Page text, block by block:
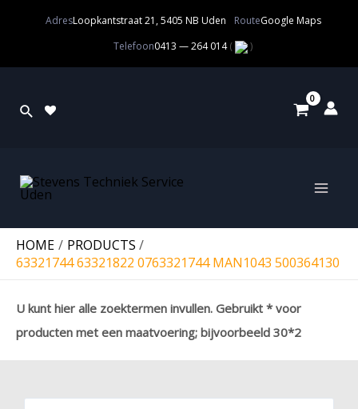
AdresLoopkantstraat 21, 5405 NB Uden RouteGoogle Maps
Telefoon0413 — 264 014( )
HOME
PRODUCTS
63321744 63321822 0763321744 MAN1043 500364130
U kunt hier alle zoektermen invullen. Gebruikt * voor
producten met een maatvoering; bijvoorbeeld 30*2